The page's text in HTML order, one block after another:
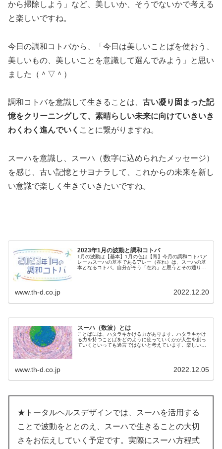
から掃除しよう」など、美しいか、そうでないかで考える
と楽しいですね。
今日の調和コトバから、「今日は美しいことばを使おう、
美しいもの、美しいことを意識して選んでみよう」と思い
ました（＾▽＾）
調和コトバを意識して生きることは、 古い凝り固まった記
憶をクリーニングして、素晴らしい未来に向けていきいき
わくわく進んでいく ことに繋がりますね。
スーハを意識し、スーハ（数字に込められたメッセージ）
を感じ、古い記憶とサヨナラして、これからの未来を新し
い意識で楽しく生きていきたいですね。
2023年1月の波動と調和コトバ
1月の波動は【基本】1月の色は【青】今月の調和コトバア
レーゎスーハの基本であるアレー（在れ）は、スーハの基
本となるコトバ。自分がそう「在れ」と思うとその通りに
www.th-d.co.jp 2022.12.20
スーハ（数波）とは
ことばには、ハタラキかける力があります。ハタラキかけ
る力を持つことばをどのように使っていくかが人生を創っ
ていくといっても過言ではないと考えています。楽しいこ
www.th-d.co.jp 2022.12.05
★トータルヘルスデザインでは、スーハを活用する
ことで波動をととのえ、スーハで生きることの大切
さをお伝えしていく予定です。実際にスーハ方程式